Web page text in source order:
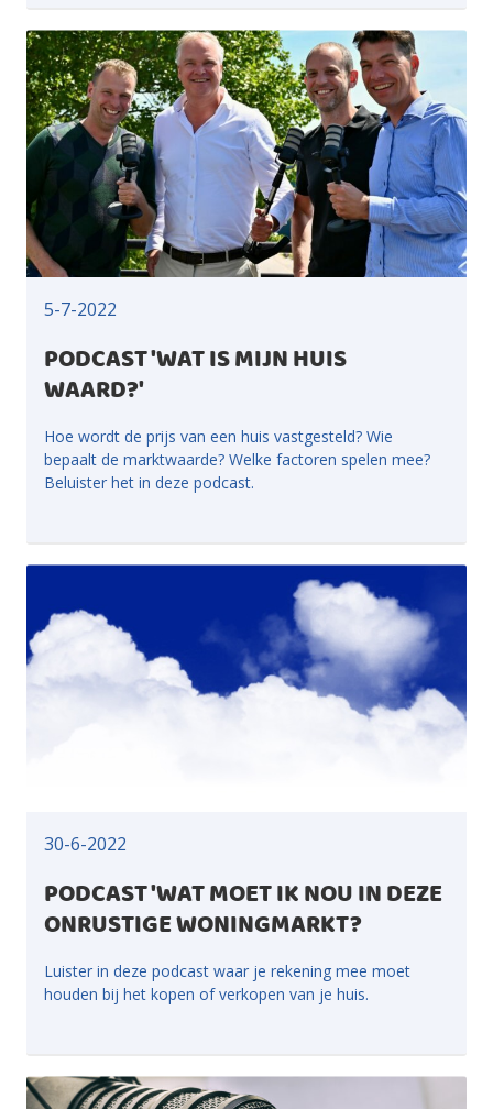
5-7-2022
PODCAST 'WAT IS MIJN HUIS
WAARD?'
Hoe wordt de prijs van een huis vastgesteld? Wie
bepaalt de marktwaarde? Welke factoren spelen mee?
Beluister het in deze podcast.
30-6-2022
PODCAST 'WAT MOET IK NOU IN DEZE
ONRUSTIGE WONINGMARKT?
Luister in deze podcast waar je rekening mee moet
houden bij het kopen of verkopen van je huis.